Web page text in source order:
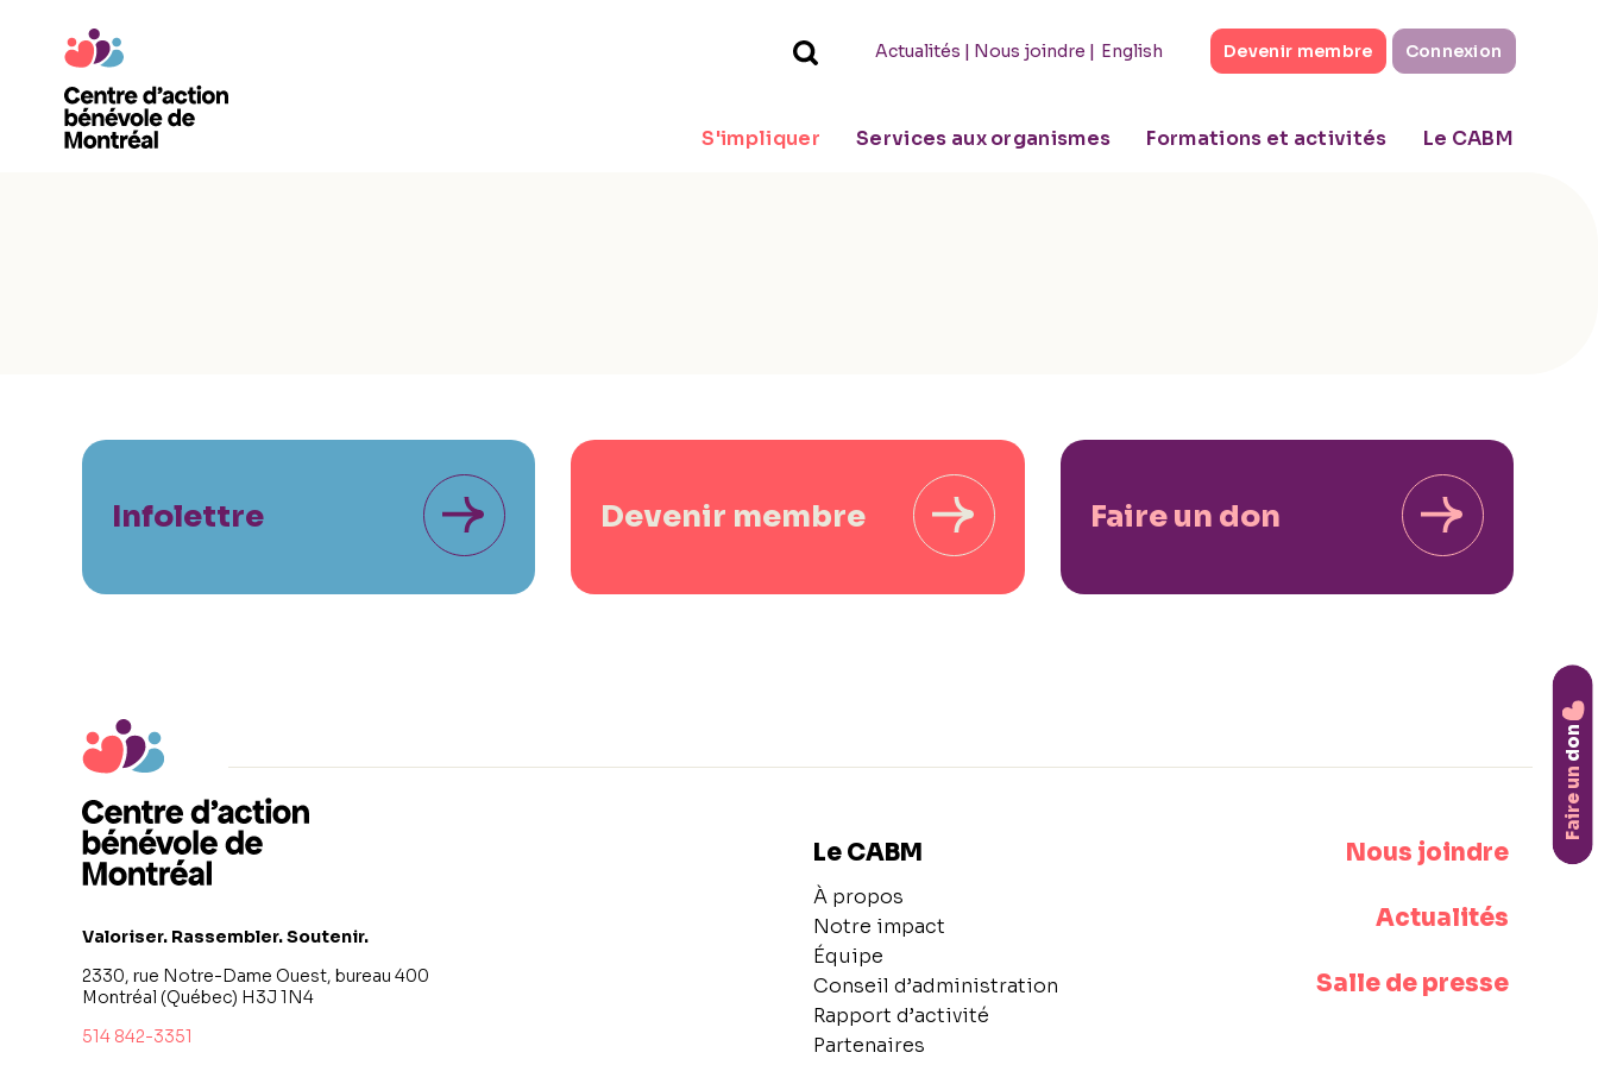
Actualités | Nous joindre | Devenir membre Connexion
English
S'impliquer Services aux organismes Formations et activités Le CABM
Infolettre Devenir membre Faire un don
Valoriser. Rassembler. Soutenir.
2330, rue Notre-Dame Ouest, bureau 400
Montréal (Québec) H3J 1N4
514 842-3351
Le CABM
À propos
Notre impact
Équipe
Conseil d’administration
Rapport d’activité
Partenaires
Nous joindre
Actualités
Salle de presse
Faire un
don